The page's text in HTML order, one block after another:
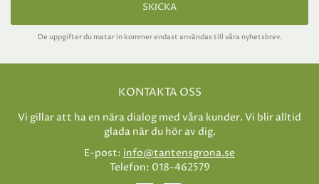
SKICKA
De uppgifter du matar in kommer endast användas till våra nyhetsbrev.
KONTAKTA OSS
Vi gillar att ha en nära dialog med våra kunder. Vi blir alltid
glada när du hör av dig.
E-post: info@tantensgrona.se
Telefon: 018-462579